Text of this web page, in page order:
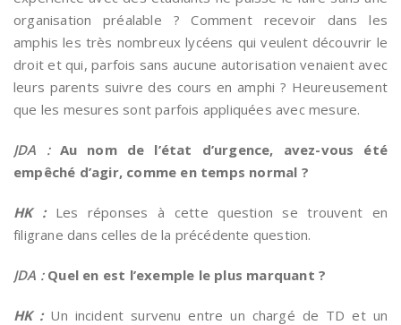
organisation préalable ? Comment recevoir dans les
amphis les très nombreux lycéens qui veulent découvrir le
droit et qui, parfois sans aucune autorisation venaient avec
leurs parents suivre des cours en amphi ? Heureusement
que les mesures sont parfois appliquées avec mesure.
JDA :Au nom de l’état d’urgence, avez-vous été
empêché d’agir, comme en temps normal ?
HK :Les réponses à cette question se trouvent en
filigrane dans celles de la précédente question.
JDA :Quel en est l’exemple le plus marquant ?
HK :Un incident survenu entre un chargé de TD et un